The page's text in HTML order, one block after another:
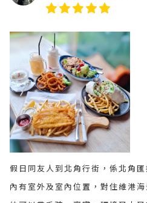
假日同友人到北角行街，係北角
內有室外及室內位置，對住維港